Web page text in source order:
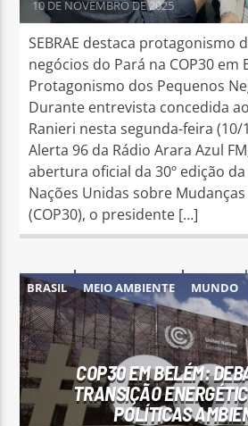
10 DE NOVEMBRO DE 2025
SEBRAE destaca protagonismo
negócios do Pará na COP30 em
Protagonismo dos Pequenos
Durante entrevista concedida
Ranieri nesta segunda-feira
Alerta 96 da Rádio Arara Azul
abertura oficial da 30º edição
Nações Unidas sobre
(COP30), o presidente […]
BRASIL MEIO AMBIENTE MUNDO
PARAUAPEBAS
COP30 EM BELÉM:
TRANSIÇÃO
POLÍTICAS